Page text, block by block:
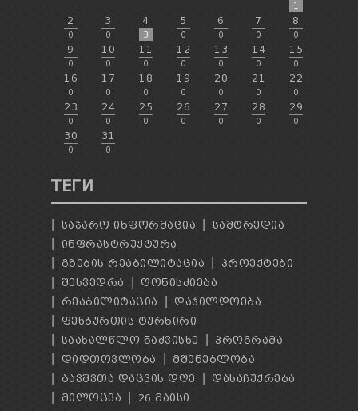
1
2
0
3
0
4
3
5
0
6
0
7
0
8
0
9
0
10
0
11
0
12
0
13
0
14
0
15
0
16
0
17
0
18
0
19
0
20
0
21
0
22
0
23
0
24
0
25
0
26
0
27
0
28
0
29
0
30
0
31
0
ТЕГИ
ᲡᲐᲯᲐᲠᲝ ᲘᲜᲤᲝᲠᲛᲐᲪᲘᲐ
ᲡᲐᲛᲢᲠᲔᲓᲘᲐ
ᲘᲜᲤᲠᲐᲡᲢᲠᲣᲥᲢᲣᲠᲐ
ᲒᲖᲔᲑᲘᲡ ᲠᲔᲐᲑᲘᲚᲘᲢᲐᲪᲘᲐ
ᲞᲠᲝᲔᲥᲢᲔᲑᲘ
ᲨᲔᲮᲕᲔᲓᲠᲐ
ᲦᲝᲜᲘᲡᲫᲘᲔᲑᲐ
ᲠᲔᲐᲑᲘᲚᲘᲢᲐᲪᲘᲐ
ᲓᲐᲯᲘᲚᲓᲝᲔᲑᲐ
ᲤᲔᲮᲑᲣᲠᲗᲘᲡ ᲢᲣᲠᲜᲘᲠᲘ
ᲡᲐᲐᲮᲐᲚᲬᲚᲝ ᲜᲐᲫᲕᲘᲡᲮᲔ
ᲞᲠᲝᲒᲠᲐᲛᲐ
ᲓᲘᲓᲗᲝᲕᲚᲝᲑᲐ
ᲛᲨᲔᲜᲔᲑᲚᲝᲑᲐ
ᲑᲐᲕᲨᲕᲗᲐ ᲓᲐᲪᲕᲘᲡ ᲓᲦᲔ
ᲓᲐᲡᲐᲩᲣᲥᲠᲔᲑᲐ
ᲛᲘᲚᲝᲪᲕᲐ
26 ᲛᲐᲘᲡᲘ